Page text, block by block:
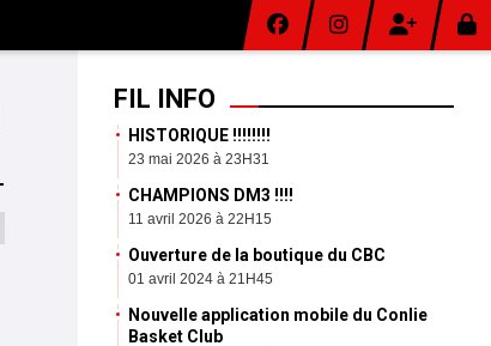
FIL INFO
HISTORIQUE !!!!!!!!
23 mai 2026 à 23H31
CHAMPIONS DM3 !!!!
11 avril 2026 à 22H15
Ouverture de la boutique du CBC
01 avril 2024 à 21H45
Nouvelle application mobile du Conlie
Basket Club